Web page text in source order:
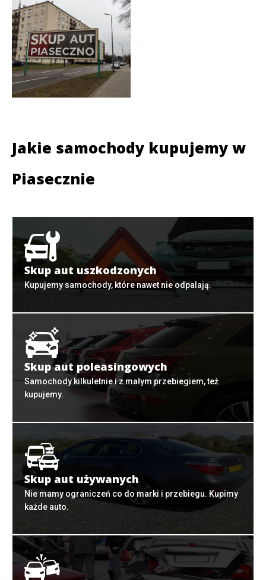
Jakie samochody kupujemy w
Piasecznie
Skup aut uszkodzonych
Kupujemy samochody, które nawet nie odpalają.
Skup aut poleasingowych
Samochody kilkuletnie i z małym przebiegiem, też
kupujemy.
Skup aut używanych
Nie mamy ograniczeń co do marki i przebiegu. Kupimy
każde auto.